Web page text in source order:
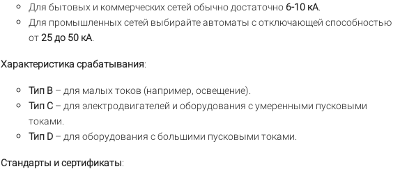
Для бытовых и коммерческих сетей обычно достаточно6-10 кА
Для промышленных сетей выбирайте автоматы с отключающей способностью
от25 до 50 кА
Характеристика срабатывания:
Тип B – для малых токов (например, освещение).
Тип C – для электродвигателей и оборудования с умеренными пусковыми
токами.
Тип D – для оборудования с большими пусковыми токами.
Стандарты и сертификаты: